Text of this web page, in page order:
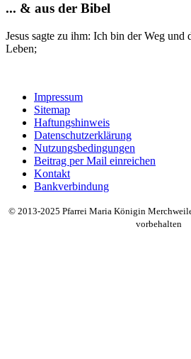
... & aus der Bibel
Jesus sagte zu ihm: Ich bin der Weg und
Leben;
Impressum
Sitemap
Haftungshinweis
Datenschutzerklärung
Nutzungsbedingungen
Beitrag per Mail einreichen
Kontakt
Bankverbindung
© 2013-2025 Pfarrei Maria Königin
vorbehalten